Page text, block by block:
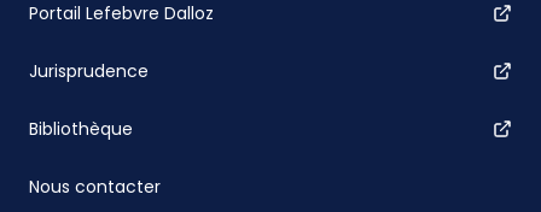
Portail Lefebvre Dalloz
Jurisprudence
Bibliothèque
Nous contacter